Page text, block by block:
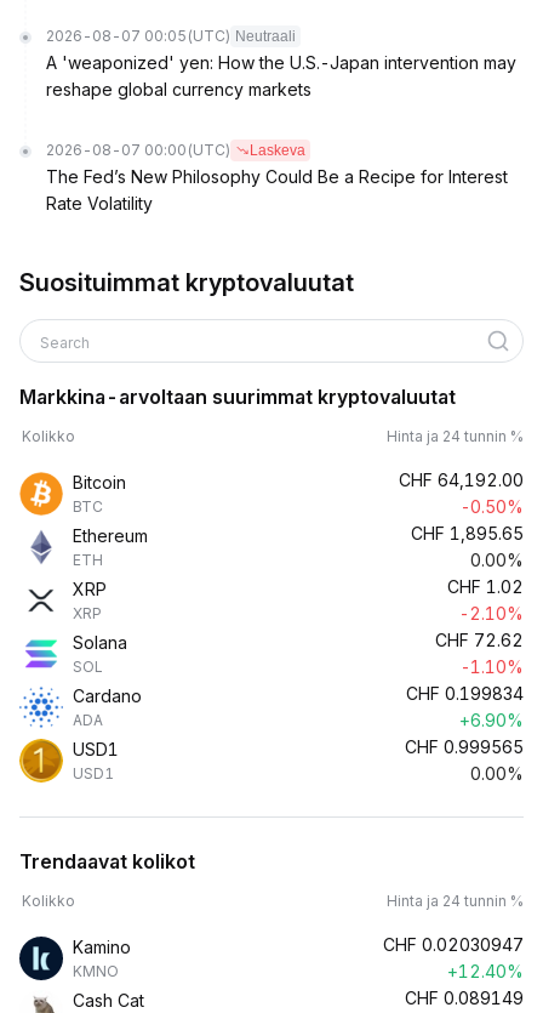
2026-08-07 00:05 (UTC) Neutraali
A 'weaponized' yen: How the U.S.-Japan intervention may
reshape global currency markets
2026-08-07 00:00 (UTC) Laskeva
The Fed’s New Philosophy Could Be a Recipe for Interest
Rate Volatility
Suosituimmat kryptovaluutat
Search
Markkina-arvoltaan suurimmat kryptovaluutat
Kolikko Hinta ja 24 tunnin %
Bitcoin
BTC
CHF 64,192.00
-0.50%
Ethereum
ETH
CHF 1,895.65
0.00%
XRP
XRP
CHF 1.02
-2.10%
Solana
SOL
CHF 72.62
-1.10%
Cardano
ADA
CHF 0.199834
+6.90%
USD1
USD1
CHF 0.999565
0.00%
Trendaavat kolikot
Kolikko Hinta ja 24 tunnin %
Kamino
KMNO
CHF 0.02030947
+12.40%
Cash Cat
CHF 0.089149